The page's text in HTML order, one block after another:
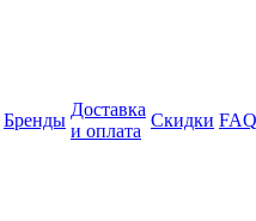
Бренды
Доставка
и оплата
Скидки FAQ